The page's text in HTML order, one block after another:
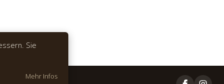
Sie
Mehr Infos